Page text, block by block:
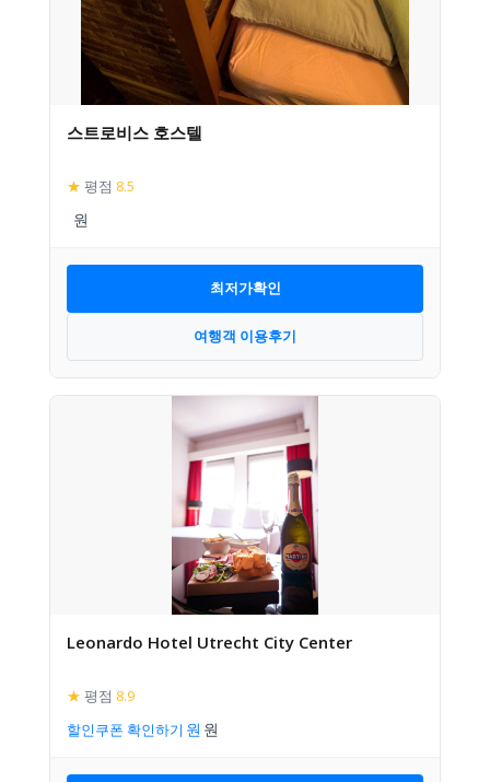
스트로비스 호스텔
★ 평점 8.5
최저가확인
여행객 이용후기
Leonardo Hotel Utrecht City Center
★ 평점 8.9
할인쿠폰 확인하기